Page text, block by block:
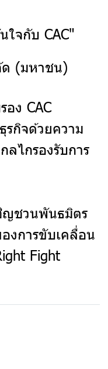
จกับ CAC"
ด (มหาชน)
อง CAC
รกิจด้วยความ
ไกรองรับการ
ญชวนพันธมิตร
งการขับเคลื่อน
Fight